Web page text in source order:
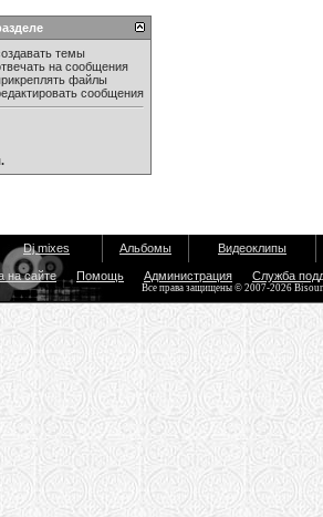
темы
на сообщения
файлы
сообщения
Dj mixes Альбомы Видеоклипы
на сайте Помощь Администрация Служба
Все права защищены © 2007-2026